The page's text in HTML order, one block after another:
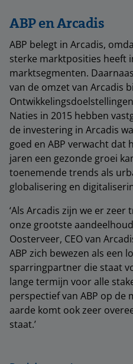
ABP en Arcadis
ABP belegt in Arcadis,
sterke marktposities heeft
marktsegmenten.
van de omzet van Arcadis
Naties in 2015 hebben
de investering in Arcadis
goed en ABP verwacht dat
jaren een gezonde groei
toenemende trends als
globalisering en
‘Als Arcadis zijn we er zeer
onze grootste
Oosterveer, CEO van
ABP zich bewezen als een
sparringpartner die staat
lange termijn voor alle
perspectief van ABP op de
aarde komt ook zeer
staat.’